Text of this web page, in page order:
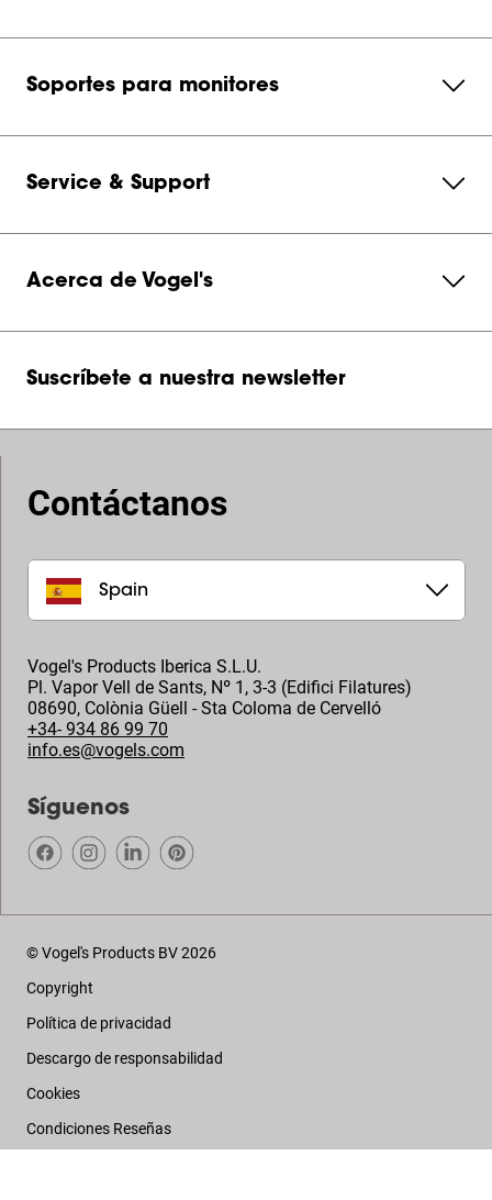
Soportes para monitores
Service & Support
Acerca de Vogel's
Suscríbete a nuestra newsletter
Contáctanos
Spain
Vogel's Products Iberica S.L.U.
Pl. Vapor Vell de Sants, Nº 1, 3-3 (Edifici Filatures)
08690, Colònia Güell - Sta Coloma de Cervelló
+34- 934 86 99 70
info.es@vogels.com
Síguenos
© Vogel's Products BV2026
Copyright
Política de privacidad
Descargo de responsabilidad
Cookies
Condiciones Reseñas